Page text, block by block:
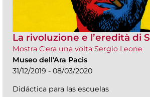
La rivoluzione e l’eredità di
Mostra C'era una volta Sergio Leone
Museo dell'Ara Pacis
31/12/2019 - 08/03/2020
Didáctica para las escuelas